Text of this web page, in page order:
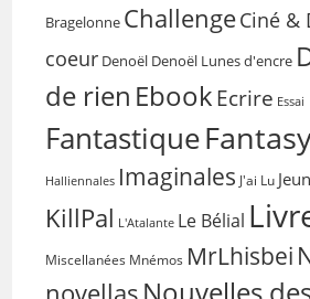
Bragelonne ChallengeCiné &
coeur Denoël Denoël Lunes d'encre
de rien EbookEcrire Essai
Fantastique
Halliennales Imaginales J'ai Lu
KillPal L'Atalante Le Bélial
Miscellanées Mnémos MrLhisbei